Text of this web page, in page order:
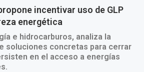
incentivar uso de GLP
energética
e hidrocarburos, analiza la
soluciones concretas para cerrar
en el acceso a energías